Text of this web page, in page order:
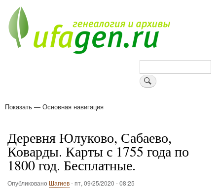
основному
содержанию
Поиск
Основная
Показать — Основная навигация
Деревня Юлуково, Сабаево,
Коварды. Карты с 1755 года по
1800 год. Бесплатные.
Опубликовано Шагиев-пт, 09/25/2020 - 08:25